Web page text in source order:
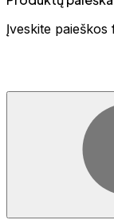
Įveskite